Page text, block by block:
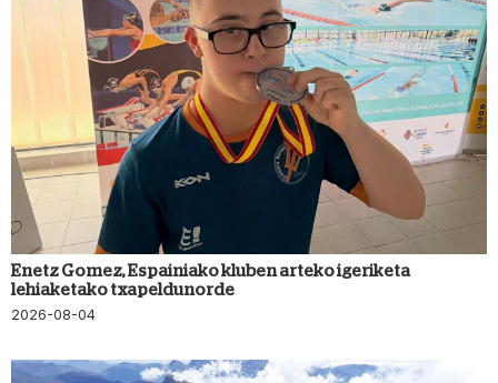
Enetz Gomez, Espainiako kluben arteko igeriketa
lehiaketako txapeldunorde
2026-08-04